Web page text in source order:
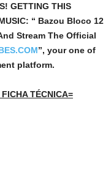
GETTING THIS
“ Bazou Bloco 12
Stream The Official
”, your one of
platform.
TÉCNICA=